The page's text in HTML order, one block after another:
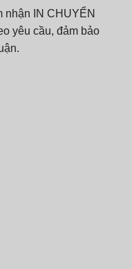
nhận IN CHUYỂN
yêu cầu, đảm bảo